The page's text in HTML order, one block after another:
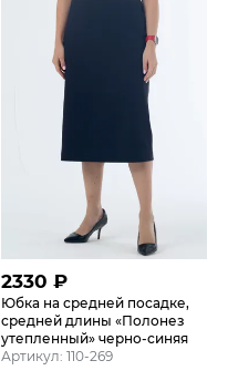
2330 ₽
Юбка на средней посадке,
средней длины «Полонез
утепленный» черно-синяя
Артикул: 110-269